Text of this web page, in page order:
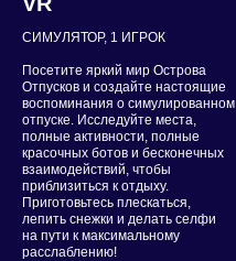
СИМУЛЯТОР, 1 ИГРОК
Посетите яркий мир Острова
Отпусков и создайте настоящие
воспоминания о симулированном
отпуске. Исследуйте места,
полные активности, полные
красочных ботов и бесконечных
взаимодействий, чтобы
приблизиться к отдыху.
Приготовьтесь плескаться,
лепить снежки и делать селфи
на пути к максимальному
расслаблению!